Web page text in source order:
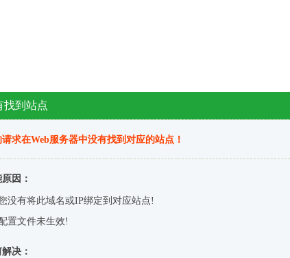
找到站点
求在Web服务器中没有找到对应的站点！
因：
没有将此域名或IP绑定到对应站点!
置文件未生效!
决：